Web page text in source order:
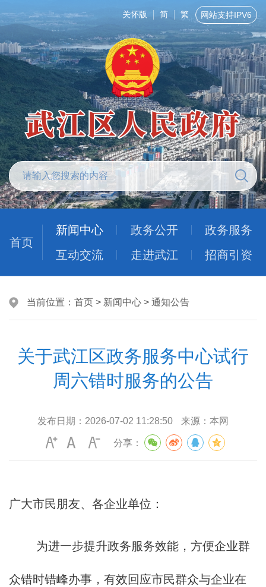
关怀版 简 繁 网站支持IPV6
首页
新闻中心 政务公开
政务服务
互动交流
走进武江 招商引资
当前位置： 首页 > 新闻中心 > 通知公告
关于武江区政务服务中心试行
周六错时服务的公告
发布日期： 2026-07-02 11:28:50 来源： 本网
分享：
广大市民朋友、各企业单位：
为进一步提升政务服务效能，方便企业群
众错时错峰办事，有效回应市民群众与企业在